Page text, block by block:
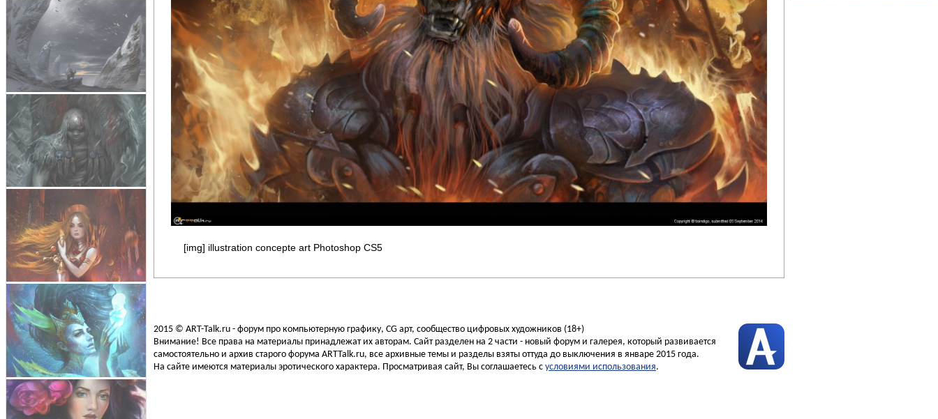
[img] illustration concepte art Photoshop CS5
2015 © ART-Talk.ru - форум про компьютерную графику, CG арт, сообщество цифровых художников (18+)
Внимание! Все права на материалы принадлежат их авторам. Сайт разделен на 2 части - новый форум и галерея, который развивается
самостоятельно и архив старого форума ARTTalk.ru, все архивные темы и разделы взяты оттуда до выключения в январе 2015 года.
На сайте имеются материалы эротического характера. Просматривая сайт, Вы соглашаетесь с условиями использования.